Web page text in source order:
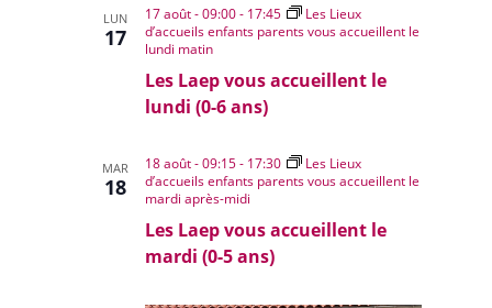
LUN
17
Les Laep vous accueillent le
lundi (0-6 ans)
17 août - 09:00- 17:45
Les Lieux
d’accueils enfants parents vous accueillent le
lundi matin
MAR
18
Les Laep vous accueillent le
mardi (0-5 ans)
18 août - 09:15- 17:30
Les Lieux
d’accueils enfants parents vous accueillent le
mardi après-midi